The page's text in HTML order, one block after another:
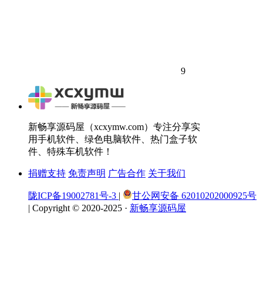
9
新畅享源码屋（xcxymw.com）专注分享实
用手机软件、绿色电脑软件、热门盒子软
件、特殊车机软件！
捐赠支持 免责声明 广告合作 关于我们
陇ICP备19002781号-3 |
甘公网安备 62010202000925号
| Copyright © 2020-2025 · 新畅享源码屋